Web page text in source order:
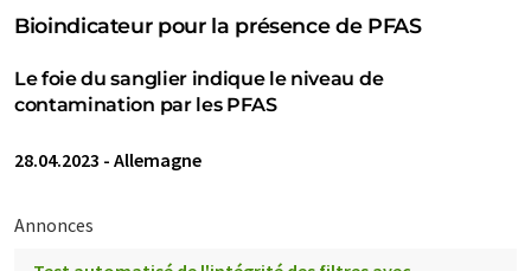
Bioindicateur pour la présence de PFAS
Le foie du sanglier indique le niveau de
contamination par les PFAS
28.04.2023 - Allemagne
Annonces